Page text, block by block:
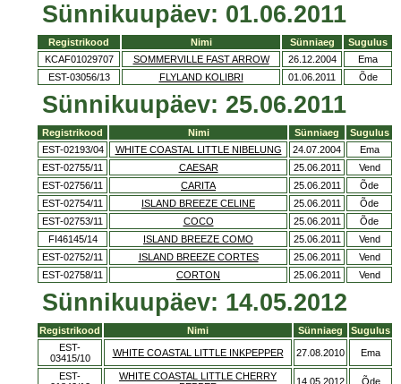
Sünnikuupäev: 01.06.2011
Registrikood Nimi Sünniaeg
Sugulus
KCAF01029707
SOMMERVILLE FAST ARROW 26.12.2004
Ema
EST-03056/13
FLYLAND KOLIBRI 01.06.2011 Õde
Sünnikuupäev: 25.06.2011
Registrikood Nimi Sünniaeg
Sugulus
EST-02193/04
WHITE COASTAL LITTLE NIBELUNG 24.07.2004
Ema
EST-02755/11
CAESAR 25.06.2011
Vend
EST-02756/11
CARITA 25.06.2011
Õde
EST-02754/11
ISLAND BREEZE CELINE 25.06.2011
Õde
EST-02753/11
COCO 25.06.2011
Õde
FI46145/14
ISLAND BREEZE COMO 25.06.2011
Vend
EST-02752/11
ISLAND BREEZE CORTES 25.06.2011
Vend
EST-02758/11
CORTON 25.06.2011 Vend
Sünnikuupäev: 14.05.2012
Registrikood Nimi Sünniaeg
Sugulus
EST-
03415/10
WHITE COASTAL LITTLE INKPEPPER 27.08.2010 Ema
EST-
WHITE COASTAL LITTLE CHERRY
14.05.2012 Õde